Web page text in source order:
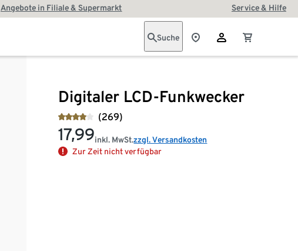
Angebote in Filiale & Supermarkt Service & Hilfe
Suche
Digitaler LCD-Funkwecker
(269)
17,99inkl. MwSt.zzgl. Versandkosten
Zur Zeit nicht verfügbar